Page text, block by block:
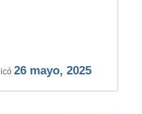
26 mayo, 2025